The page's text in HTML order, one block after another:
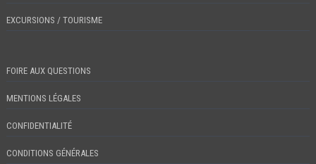
EXCURSIONS / TOURISME
FOIRE AUX QUESTIONS
MENTIONS LÉGALES
CONFIDENTIALITÉ
CONDITIONS GÉNÉRALES